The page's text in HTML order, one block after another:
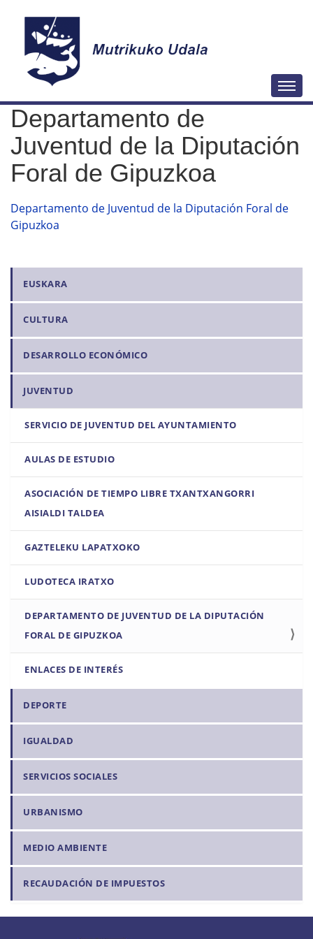
a
Departamento de
Juventud de la Diputación
Foral de Gipuzkoa
Departamento de Juventud de la Diputación Foral de
Gipuzkoa
N
a
v
e
g
a
ó
n
EUSKARA
CULTURA
DESARROLLO ECONÓMICO
JUVENTUD
SERVICIO DE JUVENTUD DEL AYUNTAMIENTO
AULAS DE ESTUDIO
ASOCIACIÓN DE TIEMPO LIBRE TXANTXANGORRI
AISIALDI TALDEA
GAZTELEKU LAPATXOKO
LUDOTECA IRATXO
DEPARTAMENTO DE JUVENTUD DE LA DIPUTACIÓN
FORAL DE GIPUZKOA
ENLACES DE INTERÉS
DEPORTE
IGUALDAD
SERVICIOS SOCIALES
URBANISMO
MEDIO AMBIENTE
RECAUDACIÓN DE IMPUESTOS